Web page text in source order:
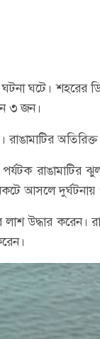
ঘটে। শহরের
৩ জন।
রাঙামাটির
রাঙামাটির
আসলে
লাশ উদ্ধার